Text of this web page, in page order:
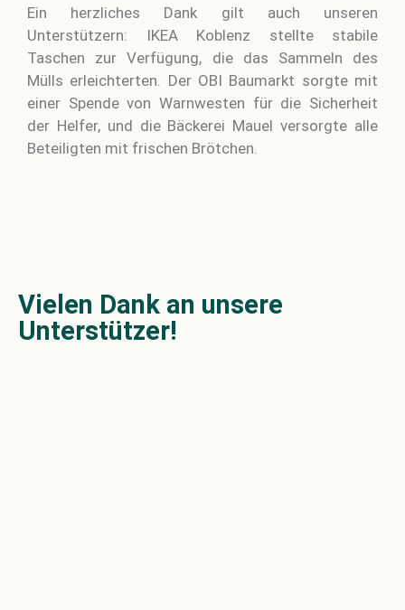
Ein herzliches Dank gilt auch unseren
Unterstützern: IKEA Koblenz stellte stabile
Taschen zur Verfügung, die das Sammeln des
Mülls erleichterten. Der OBI Baumarkt sorgte mit
einer Spende von Warnwesten für die Sicherheit
der Helfer, und die Bäckerei Mauel versorgte alle
Beteiligten mit frischen Brötchen.
Vielen Dank an unsere
Unterstützer!